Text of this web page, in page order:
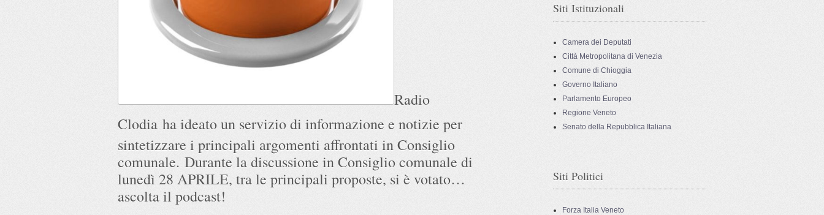
Radio
Clodia ha ideato un servizio di informazione e notizie per
sintetizzare i principali argomenti affrontati in Consiglio
comunale. Durante la discussione in Consiglio comunale di
lunedì 28 APRILE, tra le principali proposte, si è votato…
ascolta il podcast!
Siti Istituzionali
Camera dei Deputati
Città Metropolitana di Venezia
Comune di Chioggia
Governo Italiano
Parlamento Europeo
Regione Veneto
Senato della Repubblica Italiana
Siti Politici
Forza Italia Veneto